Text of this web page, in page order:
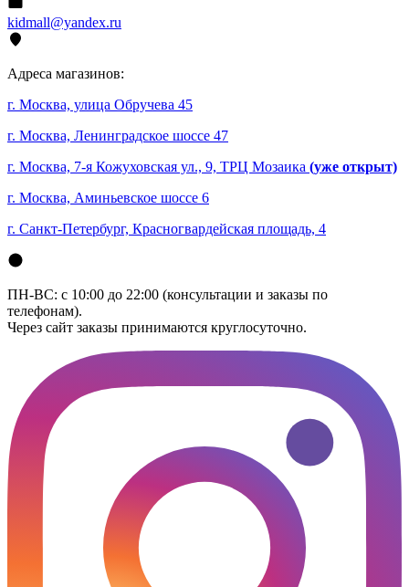
kidmall@yandex.ru
Адреса магазинов:
г. Москва, улица Обручева 45
г. Москва, Ленинградское шоссе 47
г. Москва, 7-я Кожуховская ул., 9, ТРЦ Мозаика (уже открыт)
г. Москва, Аминьевское шоссе 6
г. Санкт-Петербург, Красногвардейская площадь, 4
ПН-ВС: с 10:00 до 22:00 (консультации и заказы по
телефонам).
Через сайт заказы принимаются круглосуточно.